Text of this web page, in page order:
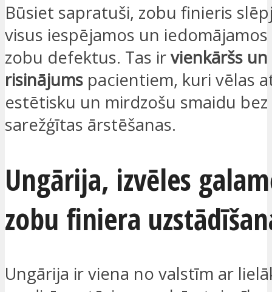
Būsiet sapratuši, zobu finieris
visus iespējamos un
zobu defektus. Tas irvienkāršs
risinājums pacientiem, kuri vēlas
estētisku un mirdzošu smaidu
sarežģītas ārstēšanas.
Ungārija, izvēles
zobu finiera
Ungārija ir viena no valstīm ar